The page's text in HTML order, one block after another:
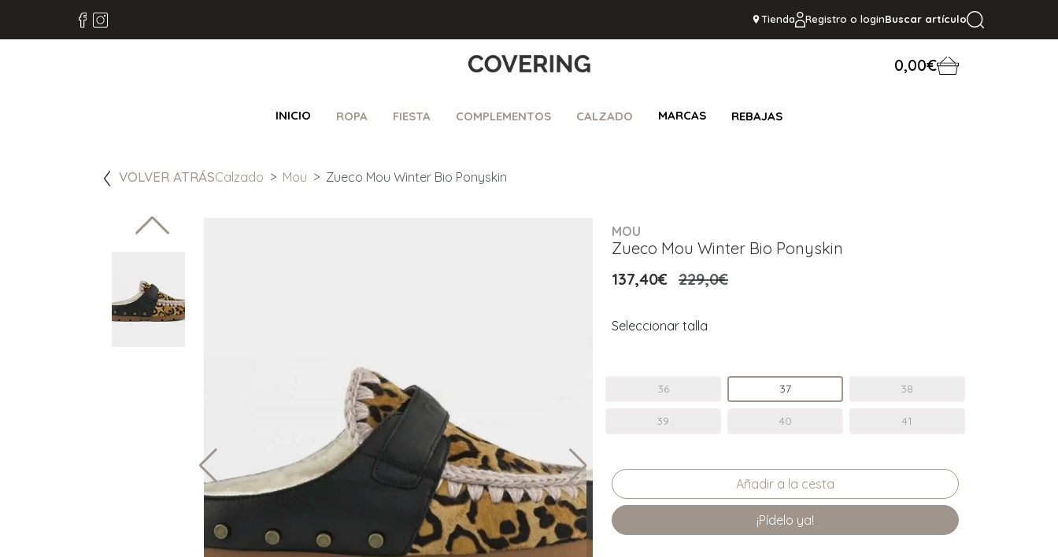
Tienda Registro o loginBuscar artículo
0,00€
INICIO ROPA FIESTA COMPLEMENTOS CALZADO MARCAS REBAJAS
VOLVER ATRÁSCalzado Mou Zueco Mou Winter Bio Ponyskin
MOU
Zueco Mou Winter Bio Ponyskin
137,40€ 229,0€
Seleccionar talla
36 37 38
39 40 41
¡Pídelo ya!